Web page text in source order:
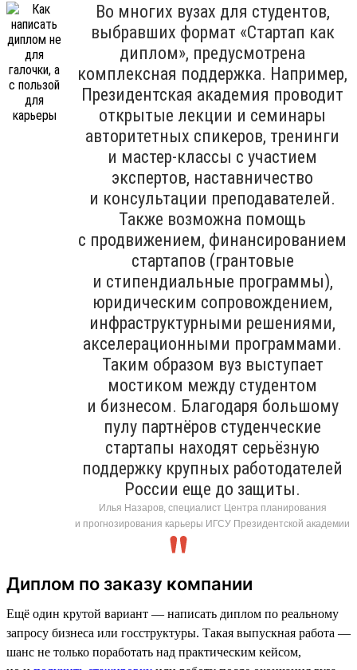
Во многих вузах для студентов,
выбравших формат «Стартап как
диплом», предусмотрена
комплексная поддержка. Например,
Президентская академия проводит
открытые лекции и семинары
авторитетных спикеров, тренинги
и мастер-классы с участием
экспертов, наставничество
и консультации преподавателей.
Также возможна помощь
с продвижением, финансированием
стартапов (грантовые
и стипендиальные программы),
юридическим сопровождением,
инфраструктурными решениями,
акселерационными программами.
Таким образом вуз выступает
мостиком между студентом
и бизнесом. Благодаря большому
пулу партнёров студенческие
стартапы находят серьёзную
поддержку крупных работодателей
России еще до защиты.
Илья Назаров, специалист Центра планирования
и прогнозирования карьеры ИГСУ Президентской академии
Диплом по заказу компании
Ещё один крутой вариант — написать диплом по реальному
запросу бизнеса или госструктуры. Такая выпускная работа —
шанс не только поработать над практическим кейсом,